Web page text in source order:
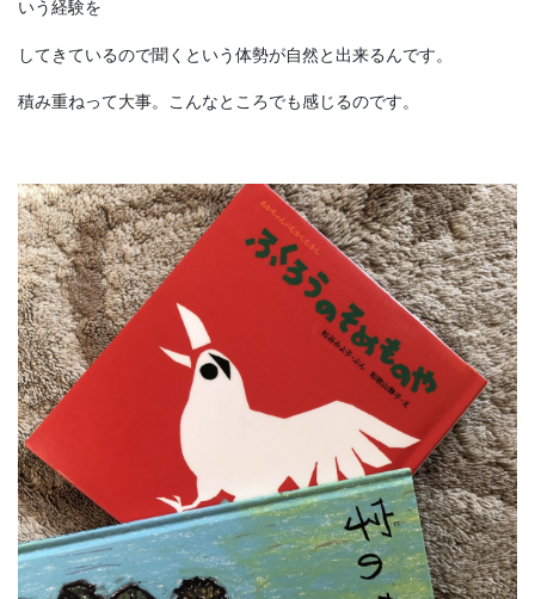
いう経験を
してきているので聞くという体勢が自然と出来るんです。
積み重ねって大事。こんなところでも感じるのです。